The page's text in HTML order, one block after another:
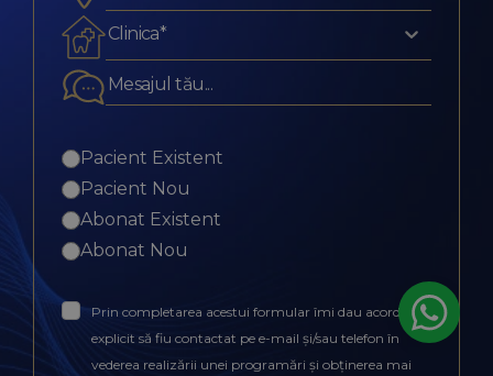
Clinica*
Pacient Existent
Pacient Nou
Abonat Existent
Abonat Nou
Prin completarea acestui formular îmi dau acordul
explicit să fiu contactat pe e-mail și/sau telefon în
vederea realizării unei programări și obținerea mai